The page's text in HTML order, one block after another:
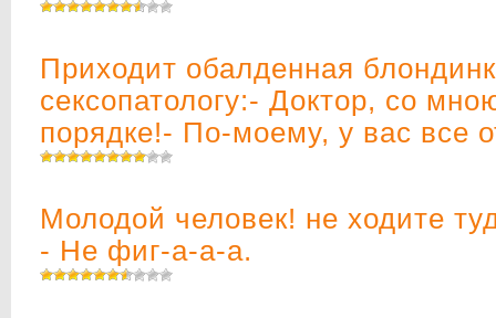
Приходит обалденная
сексопатологy:- Доктор, со
порядке!- По-моемy, y вас все
Молодой человек! не ходите
- Не фиг-а-а-а.